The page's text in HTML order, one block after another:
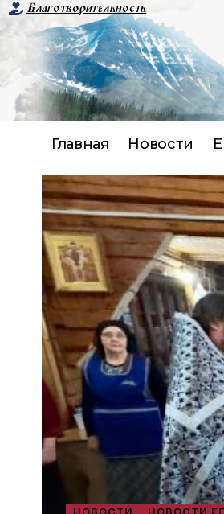
Благотворительность
Главная Новости